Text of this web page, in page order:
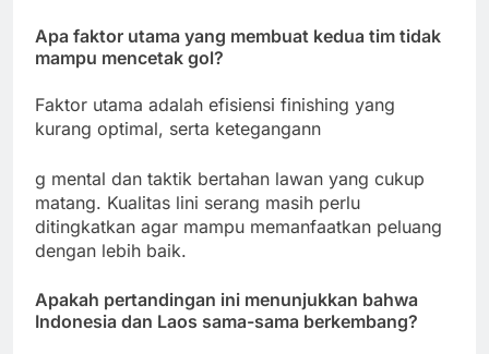
Apa faktor utama yang membuat kedua tim tidak
mampu mencetak gol?
Faktor utama adalah efisiensi finishing yang
kurang optimal, serta ketegangann
g mental dan taktik bertahan lawan yang cukup
matang. Kualitas lini serang masih perlu
ditingkatkan agar mampu memanfaatkan peluang
dengan lebih baik.
Apakah pertandingan ini menunjukkan bahwa
Indonesia dan Laos sama-sama berkembang?